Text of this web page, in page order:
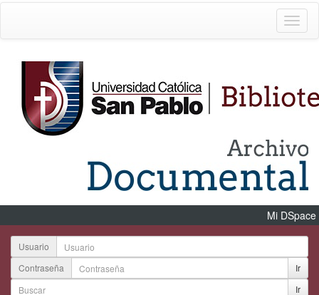
Mi DSpace
Usuario
Contraseña
Ir
Ir